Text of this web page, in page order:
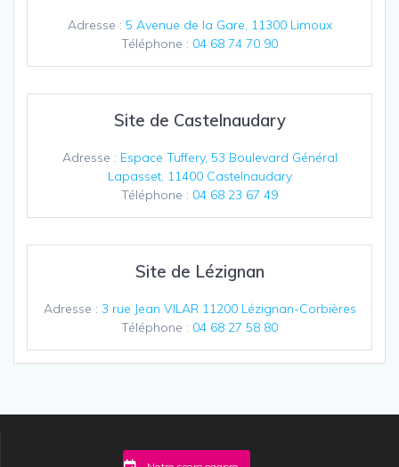
Adresse : 5 Avenue de la Gare, 11300 Limoux
Téléphone : 04 68 74 70 90
Site de Castelnaudary
Adresse : Espace Tuffery, 53 Boulevard Général
Lapasset, 11400 Castelnaudary
Téléphone : 04 68 23 67 49
Site de Lézignan
Adresse : 3 rue Jean VILAR 11200 Lézignan-Corbières
Téléphone : 04 68 27 58 80